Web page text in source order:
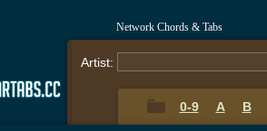
Network Chords & Tabs
Artist:
0-9 A B